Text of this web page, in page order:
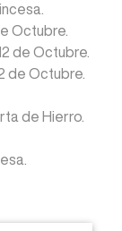
Octubre.
de Octubre.
de Octubre.
de Hierro.